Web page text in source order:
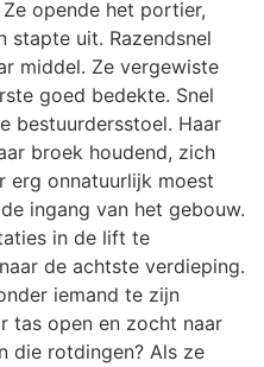
opende het portier,
stapte uit. Razendsnel
middel. Ze vergewiste
goed bedekte. Snel
bestuurdersstoel. Haar
broek houdend, zich
erg onnatuurlijk moest
ingang van het gebouw.
in de lift te
de achtste verdieping.
iemand te zijn
tas open en zocht naar
die rotdingen? Als ze